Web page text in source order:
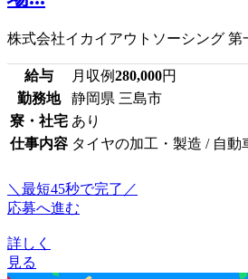
株式会社イカイアウトソーシング 第
給与 月収例280,000円
勤務地
静岡県 三島市
寮・社宅 あり
仕事内容 タイヤの加工・製造 / 自動
＼最短45秒で完了／
応募へ進む
詳しく
見る